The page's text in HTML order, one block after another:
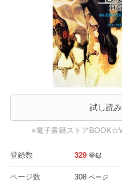
試し読
※電子書籍ストア
登録数 329 登録
ページ数 308 ページ